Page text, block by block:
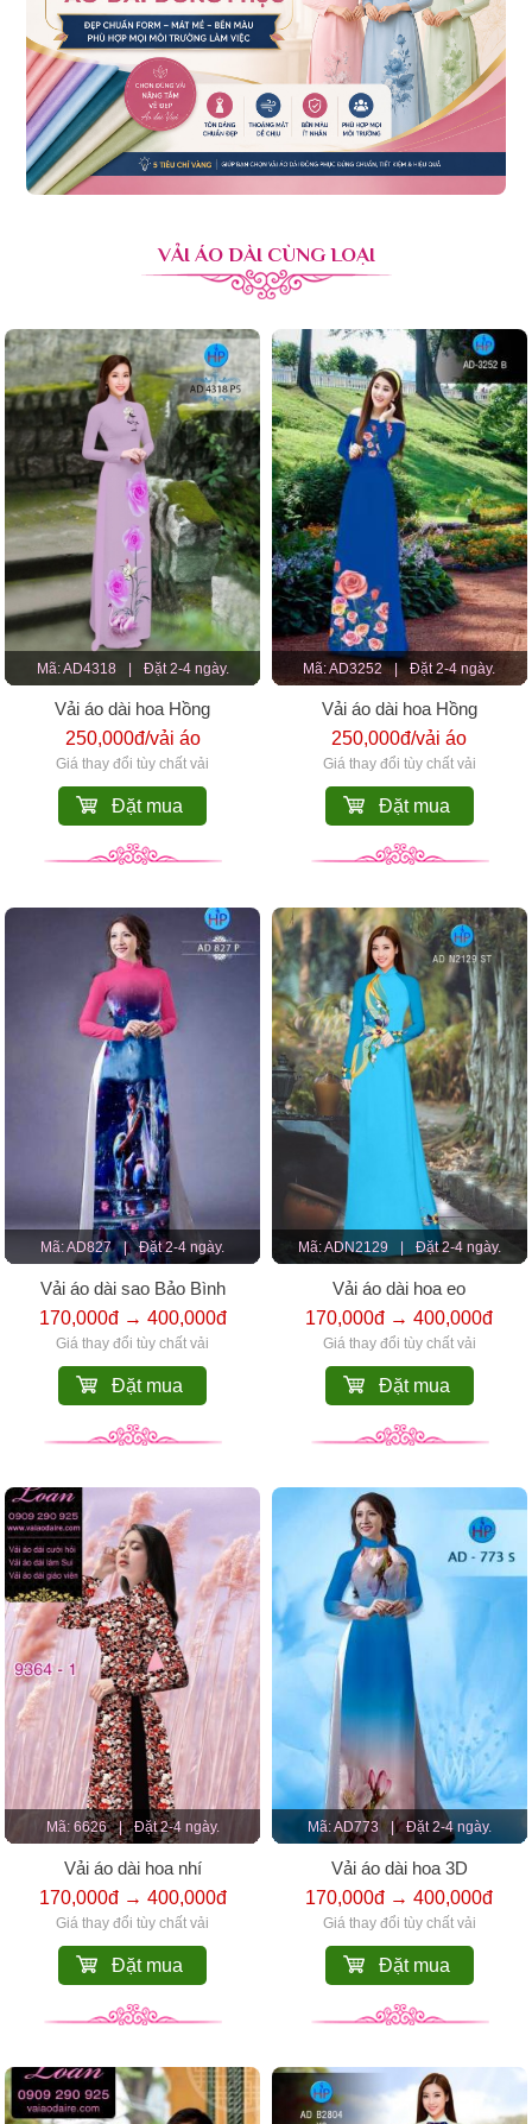
VẢI ÁO DÀI CÙNG LOẠI
Mã: AD4318 | Đặt 2-4 ngày.
Vải áo dài hoa Hồng
250,000đ/vải áo
Giá thay đổi tùy chất vải
Đặt mua
Mã: AD3252 | Đặt 2-4 ngày.
Vải áo dài hoa Hồng
250,000đ/vải áo
Giá thay đổi tùy chất vải
Đặt mua
Mã: AD827 | Đặt 2-4 ngày.
Vải áo dài sao Bảo Bình
170,000đ → 400,000đ
Giá thay đổi tùy chất vải
Đặt mua
Mã: ADN2129 Đặt 2-4 ngày.
Vải áo dài hoa eo
170,000đ → 400,000đ
Giá thay đổi tùy chất vải
Đặt mua
Mã: 6626 | Đặt 2-4 ngày.
Vải áo dài hoa nhí
170,000đ → 400,000đ
Giá thay đổi tùy chất vải
Đặt mua
Mã: AD773 Đặt 2-4 ngày.
Vải áo dài hoa 3D
170,000đ → 400,000đ
Giá thay đổi tùy chất vải
Đặt mua